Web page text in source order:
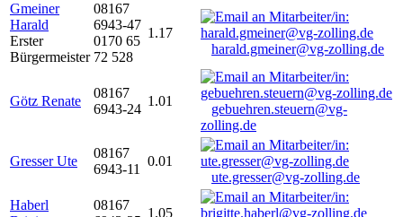
Gmeiner
Harald
Erster
Bürgermeister
08167
6943-47
0170 65
72 528
1.17
harald.gmeiner@vg-zolling.de
Götz Renate
08167
6943-24
1.01
gebuehren.steuern@vg-
zolling.de
Gresser Ute
08167
6943-11
0.01
ute.gresser@vg-zolling.de
Haberl
08167
1.05